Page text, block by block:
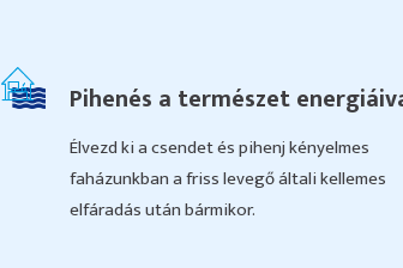
Pihenés a természet
Élvezd ki a csendet és pihenj kényelmes
faházunkban a friss levegő általi kellemes
elfáradás után bármikor.